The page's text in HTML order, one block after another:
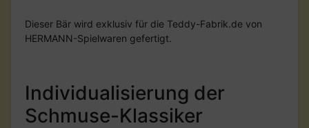
Dieser Bär wird exklusiv für die Teddy-Fabrik.de von
HERMANN-Spielwaren gefertigt.
Individualisierung der
Schmuse-Klassiker